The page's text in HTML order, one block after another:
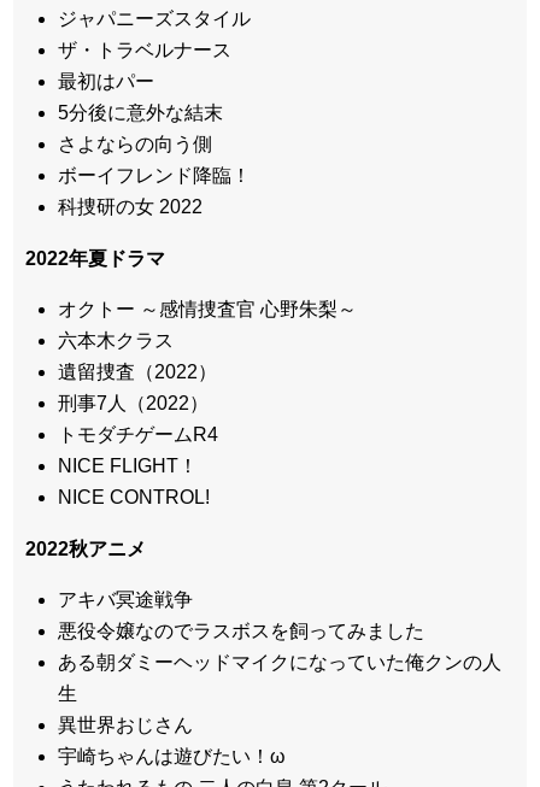
ジャパニーズスタイル
ザ・トラベルナース
最初はパー
5分後に意外な結末
さよならの向う側
ボーイフレンド降臨！
科捜研の女 2022
2022年夏ドラマ
オクトー ～感情捜査官 心野朱梨～
六本木クラス
遺留捜査（2022）
刑事7人（2022）
トモダチゲームR4
NICE FLIGHT！
NICE CONTROL!
2022秋アニメ
アキバ冥途戦争
悪役令嬢なのでラスボスを飼ってみました
ある朝ダミーヘッドマイクになっていた俺クンの人
生
異世界おじさん
宇崎ちゃんは遊びたい！ω